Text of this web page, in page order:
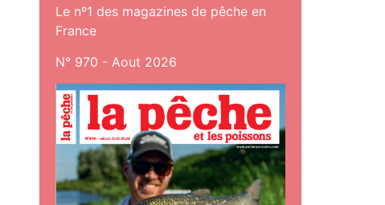
Le nº1 des magazines de pêche en
France
N° 970 - Aout 2026